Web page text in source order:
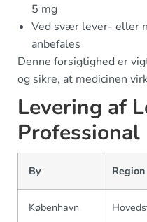
5 mg
Ved svær lever- eller
anbefales
Denne forsigtighed er
og sikre, at medicinen
Levering af
Professional
By Region
København